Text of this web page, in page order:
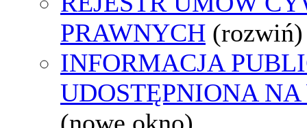
PRAWNYCH (rozwiń)
INFORMACJA
UDOSTĘPNIONA